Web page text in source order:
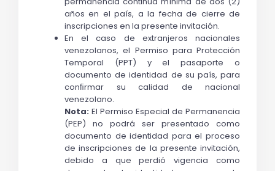
años en el país, a la fecha de cierre de
inscripciones en la presente invitación.
En el caso de extranjeros nacionales
venezolanos, el Permiso para Protección
Temporal (PPT) y el pasaporte o
documento de identidad de su país, para
conﬁrmar su calidad de nacional
venezolano.
Nota: El Permiso Especial de Permanencia
(PEP) no podrá ser presentado como
documento de identidad para el proceso
de inscripciones de la presente invitación,
debido a que perdió vigencia como